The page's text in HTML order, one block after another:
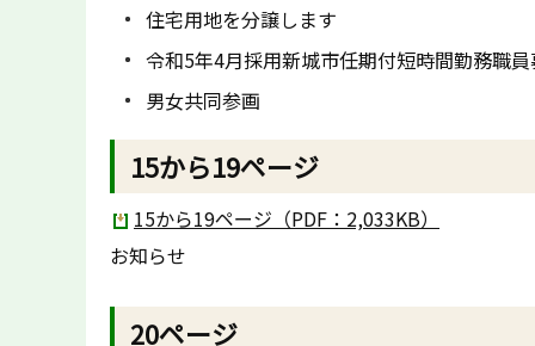
住宅用地を分譲します
令和5年4月採用新城市任期付短時間勤務職
男女共同参画
15から19ページ
15から19ページ（PDF：2,033KB）
お知らせ
20ページ